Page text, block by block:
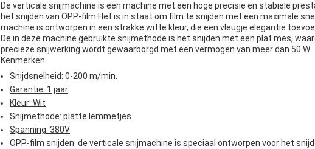
De verticale snijmachine is een machine met een hoge precisie en stabiele
het snijden van OPP-film.Het is in staat om film te snijden met een maximale
machine is ontworpen in een strakke witte kleur, die een vleugje elegantie
De in deze machine gebruikte snijmethode is het snijden met een plat mes,
precieze snijwerking wordt gewaarborgd.met een vermogen van meer dan 50 W.
Kenmerken
Snijdsnelheid: 0-200 m/min.
Garantie: 1 jaar
Kleur: Wit
Snijmethode: platte lemmetjes
Spanning: 380V
OPP-film snijden: de verticale snijmachine is speciaal ontworpen voor het